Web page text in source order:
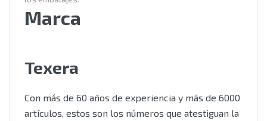
Marca
Texera
Con más de 60 años de experiencia y más de 6000
artículos, estos son los números que atestiguan la